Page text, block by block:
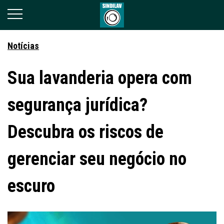
Notícias
Sua lavanderia opera com
segurança jurídica?
Descubra os riscos de
gerenciar seu negócio no
escuro